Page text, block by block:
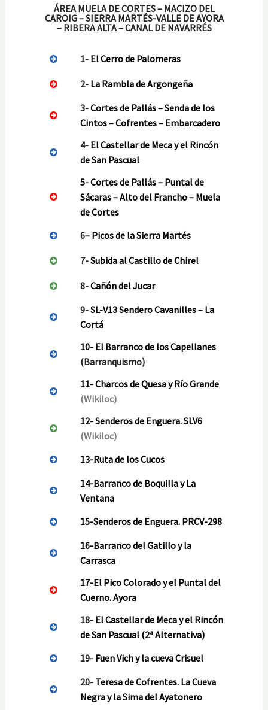
ÁREA MUELA DE CORTES – MACIZO DEL
CAROIG – SIERRA MARTÉS-VALLE DE AYORA
– RIBERA ALTA – CANAL DE NAVARRÉS
1- El Cerro de Palomeras
2- La Rambla de Argongeña
3-Cortes de Pallás – Senda de los
Cintos – Cofrentes – Embarcadero
4- El Castellar de Meca y el Rincón
de San Pascual
5-Cortes de Pallás – Puntal de
Sácaras – Alto del Francho – Muela
de Cortes
6– Picos de la Sierra Martés
7-Subida al Castillo de Chirel
8-Cañón del Jucar
9-SL-V13 Sendero Cavanilles – La
Cortá
10- El Barranco de los Capellanes
(Barranquismo)
11-Charcos de Quesa y Río Grande
(Wikiloc)
12-Senderos de Enguera. SLV6
(Wikiloc)
13-Ruta de los Cucos
14-Barranco de Boquilla y La
Ventana
15-Senderos de Enguera. PRCV-298
16-Barranco del Gatillo y la
Carrasca
17-El Pico Colorado y el Puntal del
Cuerno. Ayora
18- El Castellar de Meca y el Rincón
de San Pascual (2ª Alternativa)
19- Fuen Vich y la cueva Crisuel
20- Teresa de Cofrentes. La Cueva
Negra y la Sima del Ayatonero